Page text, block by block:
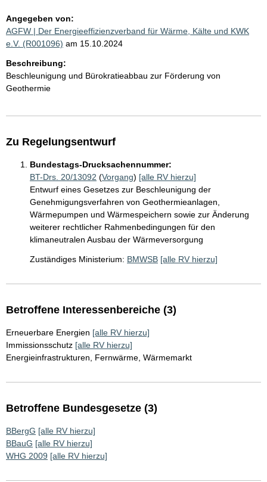
Angegeben von:
AGFW | Der Energieeffizienzverband für Wärme, Kälte und KWK
e.V. (R001096) am 15.10.2024
Beschreibung:
Beschleunigung und Bürokratieabbau zur Förderung von
Geothermie
Zu Regelungsentwurf
Bundestags-Drucksachennummer:
BT-Drs. 20/13092 (Vorgang) [alle RV hierzu]
Entwurf eines Gesetzes zur Beschleunigung der
Genehmigungsverfahren von Geothermieanlagen,
Wärmepumpen und Wärmespeichern sowie zur Änderung
weiterer rechtlicher Rahmenbedingungen für den
klimaneutralen Ausbau der Wärmeversorgung
Zuständiges Ministerium: BMWSB [alle RV hierzu]
Betroffene Interessenbereiche (3)
Erneuerbare Energien [alle RV hierzu]
Immissionsschutz [alle RV hierzu]
Energieinfrastrukturen, Fernwärme, Wärmemarkt
Betroffene Bundesgesetze (3)
BBergG [alle RV hierzu]
BBauG [alle RV hierzu]
WHG 2009 [alle RV hierzu]